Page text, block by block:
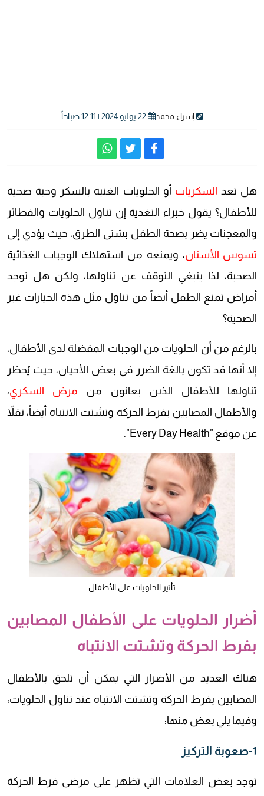
إسراء محمد
هل تعد السكريات أو الحلويات الغنية بالسكر وجبة صحية
للأطفال؟ يقول خبراء التغذية إن تناول الحلويات والفطائر
والمعجنات يضر بصحة الطفل بشتى الطرق، حيث يؤدي إلى
تسوس الأسنان، ويمنعه من استهلاك الوجبات الغذائية
الصحية، لذا ينبغي التوقف عن تناولها، ولكن هل توجد
أمراض تمنع الطفل أيضاً من تناول مثل هذه الخيارات غير
الصحية؟
بالرغم من أن الحلويات من الوجبات المفضلة لدى الأطفال،
إلا أنها قد تكون بالغة الضرر في بعض الأحيان، حيث يُحظر
تناولها للأطفال الذين يعانون من مرض السكري،
والأطفال المصابين بفرط الحركة وتشتت الانتباه أيضاً، نقلاً
عن موقع "Every Day Health".
تأثير الحلويات على الأطفال
أضرار الحلويات على الأطفال المصابين
بفرط الحركة وتشتت الانتباه
هناك العديد من الأضرار التي يمكن أن تلحق بالأطفال
المصابين بفرط الحركة وتشتت الانتباه عند تناول الحلويات،
وفيما يلي بعض منها:
1-صعوبة التركيز
توجد بعض العلامات التي تظهر على مرضى فرط الحركة